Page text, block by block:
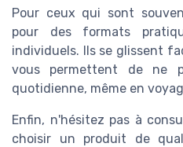
Pour ceux qui sont
pour des formats
individuels. Ils se glissent
vous permettent de ne
quotidienne, même en
Enfin, n'hésitez pas à
choisir un produit de